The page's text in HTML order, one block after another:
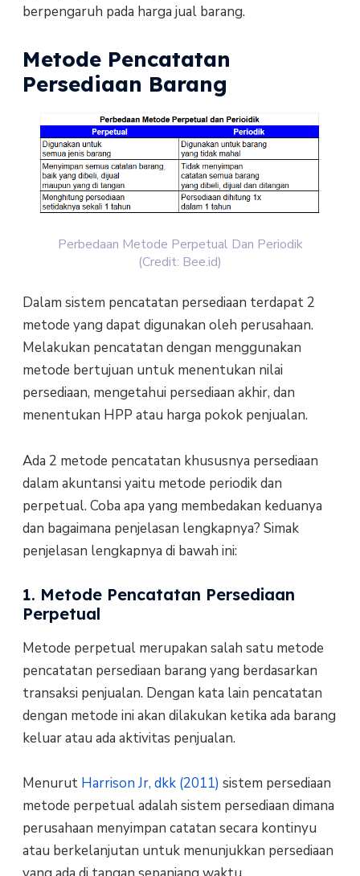
berpengaruh pada harga jual barang.
Metode Pencatatan
Persediaan Barang
Perbedaan Metode Perpetual Dan Periodik
(Credit: Bee.id)
Dalam sistem pencatatan persediaan terdapat 2
metode yang dapat digunakan oleh perusahaan.
Melakukan pencatatan dengan menggunakan
metode bertujuan untuk menentukan nilai
persediaan, mengetahui persediaan akhir, dan
menentukan HPP atau harga pokok penjualan.
Ada 2 metode pencatatan khususnya persediaan
dalam akuntansi yaitu metode periodik dan
perpetual. Coba apa yang membedakan keduanya
dan bagaimana penjelasan lengkapnya? Simak
penjelasan lengkapnya di bawah ini:
1. Metode Pencatatan Persediaan
Perpetual
Metode perpetual merupakan salah satu metode
pencatatan persediaan barang yang berdasarkan
transaksi penjualan. Dengan kata lain pencatatan
dengan metode ini akan dilakukan ketika ada barang
keluar atau ada aktivitas penjualan.
MenurutHarrison Jr, dkk (2011) sistem persediaan
metode perpetual adalah sistem persediaan dimana
perusahaan menyimpan catatan secara kontinyu
atau berkelanjutan untuk menunjukkan persediaan